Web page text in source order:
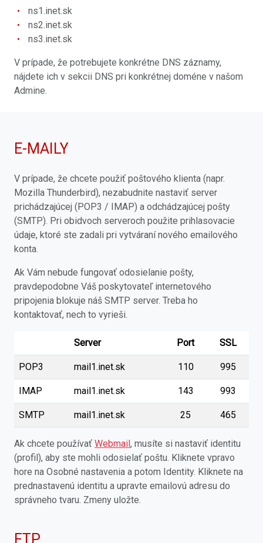
ns1.inet.sk
ns2.inet.sk
ns3.inet.sk
V prípade, že potrebujete konkrétne DNS záznamy,
nájdete ich v sekcii DNS pri konkrétnej doméne v našom
Admine.
E-MAILY
V prípade, že chcete použiť poštového klienta (napr.
Mozilla Thunderbird), nezabudnite nastaviť server
prichádzajúcej (POP3 / IMAP) a odchádzajúcej pošty
(SMTP). Pri obidvoch serveroch použite prihlasovacie
údaje, ktoré ste zadali pri vytváraní nového emailového
konta.
Ak Vám nebude fungovať odosielanie pošty,
pravdepodobne Váš poskytovateľ internetového
pripojenia blokuje náš SMTP server. Treba ho
kontaktovať, nech to vyrieši.
Server Port SSL
POP3 mail1.inet.sk 110 995
IMAP mail1.inet.sk 143 993
SMTP mail1.inet.sk 25 465
Ak chcete používať Webmail, musíte si nastaviť identitu
(profil), aby ste mohli odosielať poštu. Kliknete vpravo
hore na Osobné nastavenia a potom Identity. Kliknete na
prednastavenú identitu a upravte emailovú adresu do
správneho tvaru. Zmeny uložte.
FTP